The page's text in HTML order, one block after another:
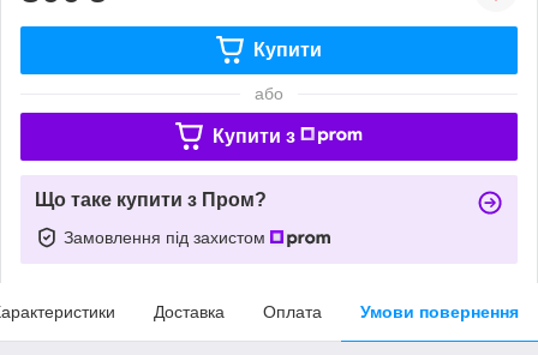
Купити
або
Купити з
Що таке купити з Пром?
Замовлення під захистом
Доставка Оплата Умови повернення